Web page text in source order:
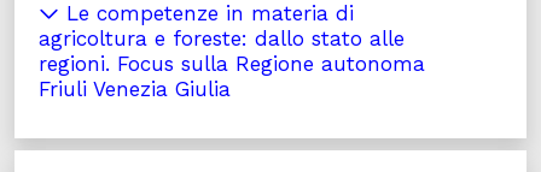
Le competenze in materia di
agricoltura e foreste: dallo stato alle
regioni. Focus sulla Regione autonoma
Friuli Venezia Giulia